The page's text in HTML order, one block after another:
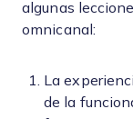
algunas
omnicanal:
La
de la